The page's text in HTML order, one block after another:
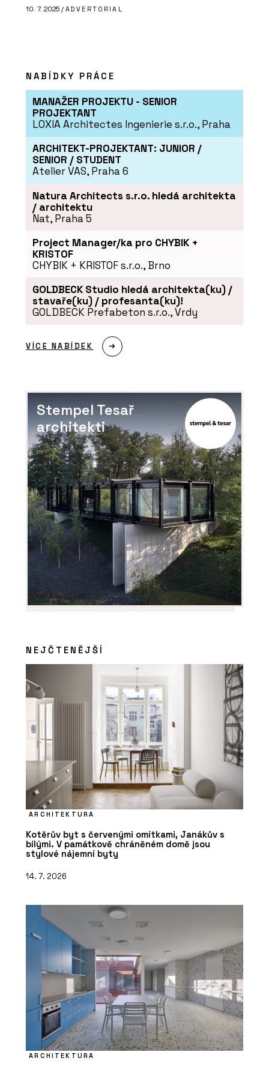
10. 7. 2025 / ADVERTORIAL
NABÍDKY PRÁCE
MANAŽER PROJEKTU - SENIOR
PROJEKTANT
LOXIA Architectes Ingenierie s.r.o., Praha
ARCHITEKT-PROJEKTANT: JUNIOR /
SENIOR / STUDENT
Atelier VAS, Praha 6
Natura Architects s.r.o. hledá architekta
/ architektu
Nat, Praha 5
Project Manager/ka pro CHYBIK +
KRISTOF
CHYBIK + KRISTOF s.r.o., Brno
GOLDBECK Studio hledá architekta(ku) /
stavaře(ku) / profesanta(ku)!
GOLDBECK Prefabeton s.r.o., Vrdy
VÍCE NABÍDEK
Stempel Tesař
architekti
NEJČTENĚJŠÍ
ARCHITEKTURA
Kotěrův byt s červenými omítkami, Janákův s
bílými. V památkově chráněném domě jsou
stylové nájemní byty
14. 7. 2026
ARCHITEKTURA